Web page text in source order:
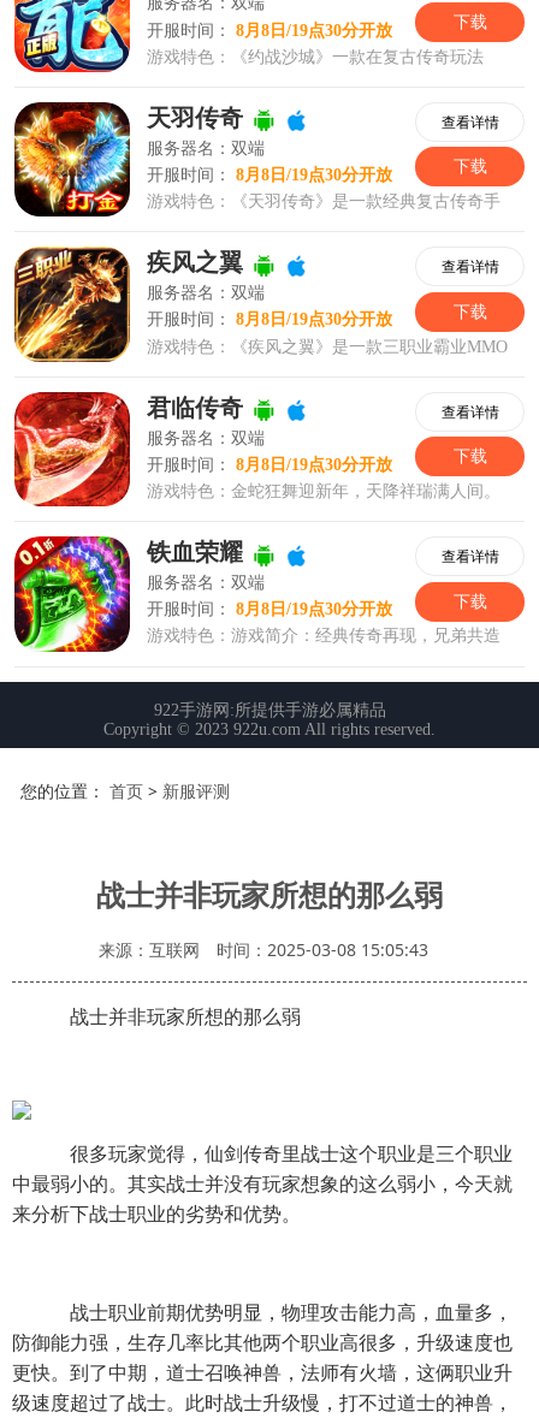
您的位置： 首页> 新服评测
战士并非玩家所想的那么弱
来源：互联网 时间：2025-03-08 15:05:43
战士并非玩家所想的那么弱
很多玩家觉得，仙剑传奇里战士这个职业是三个职业
中最弱小的。其实战士并没有玩家想象的这么弱小，今天就
来分析下战士职业的劣势和优势。
战士职业前期优势明显，物理攻击能力高，血量多，
防御能力强，生存几率比其他两个职业高很多，升级速度也
更快。到了中期，道士召唤神兽，法师有火墙，这俩职业升
级速度超过了战士。此时战士升级慢，打不过道士的神兽，